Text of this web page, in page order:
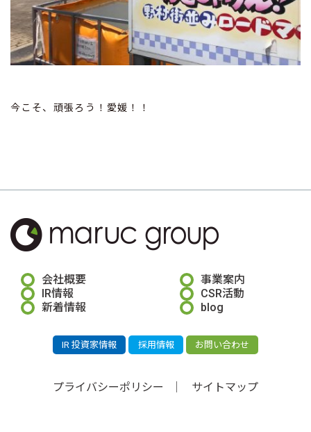
今こそ、頑張ろう！愛媛！！
会社概要
事業案内
IR情報
CSR活動
新着情報
blog
IR 投資家情報 採用情報 お問い合わせ
プライバシーポリシー サイトマップ